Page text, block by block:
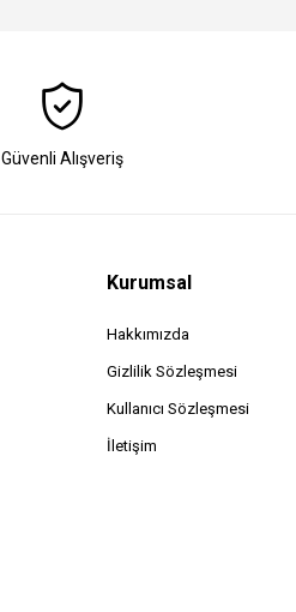
Güvenli Alışveriş
Kurumsal
Hakkımızda
Gizlilik Sözleşmesi
Kullanıcı Sözleşmesi
İletişim